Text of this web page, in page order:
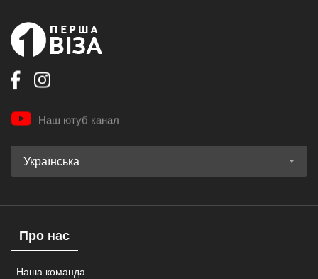
Наш ютуб канал
Українська
Про нас
Наша команда